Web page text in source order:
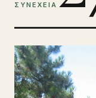
ΣΥΝΕΧΕΙΑ